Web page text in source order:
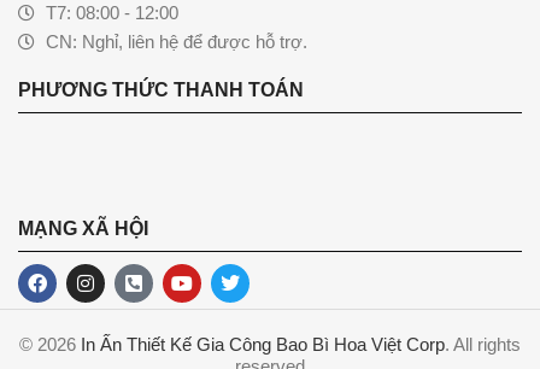
T7: 08:00 - 12:00
CN: Nghỉ, liên hệ để được hỗ trợ.
PHƯƠNG THỨC THANH TOÁN
MẠNG XÃ HỘI
© 2026 In Ấn Thiết Kế Gia Công Bao Bì Hoa Việt Corp. All rights